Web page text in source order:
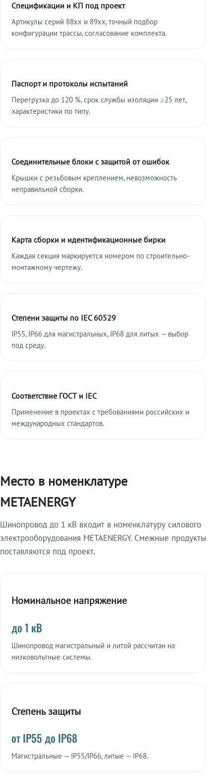
Спецификации и КП под проект
Артикулы серий 88xx и 89xx, точный подбор
конфигурации трассы, согласование комплекта.
Паспорт и протоколы испытаний
Перегрузка до 120 %, срок службы изоляции ≥25 лет,
характеристики по типу.
Соединительные блоки с защитой от ошибок
Крышки с резьбовым креплением, невозможность
неправильной сборки.
Карта сборки и идентификационные бирки
Каждая секция маркируется номером по строительно-
монтажному чертежу.
Степени защиты по IEC 60529
IP55, IP66 для магистральных, IP68 для литых — выбор
под среду.
Соответствие ГОСТ и IEC
Применение в проектах с требованиями российских и
международных стандартов.
Место в номенклатуре
METAENERGY
Шинопровод до 1 кВ входит в номенклатуру силового
электрооборудования METAENERGY. Смежные продукты
поставляются под проект.
Номинальное напряжение
до 1 кВ
Шинопровод магистральный и литой рассчитан на
низковольтные системы.
Степень защиты
от IP55 до IP68
Магистральные — IP55/IP66, литые — IP68.